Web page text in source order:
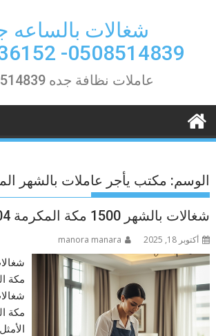
شغالات بالساعه
0508514839- 0557536152
عاملات نظافة جده 0508514839
الوسم: مكتب يأجر عاملات بالشهر
شغالات بالشهر 1500 مكة المكرمة 0562346904
أكتوبر 18, 2025 manora manara
مكة
مكة